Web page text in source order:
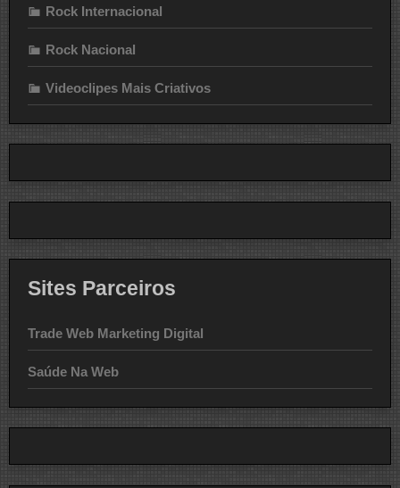
Rock Internacional
Rock Nacional
Videoclipes Mais Criativos
Sites Parceiros
Trade Web Marketing Digital
Saúde Na Web